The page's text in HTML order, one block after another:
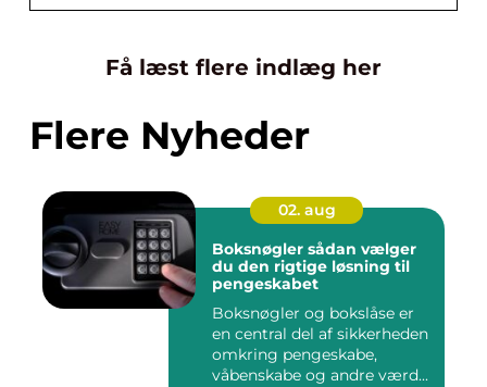
Få læst flere indlæg her
Flere Nyheder
02. aug
Boksnøgler sådan vælger
du den rigtige løsning til
pengeskabet
Boksnøgler og bokslåse er
en central del af sikkerheden
omkring pengeskabe,
våbenskabe og andre værd...